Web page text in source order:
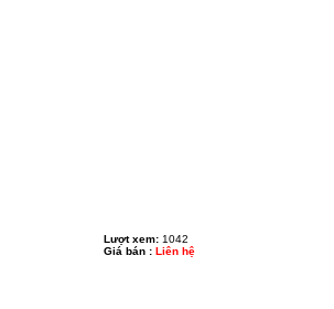
Lượt xem: 1042
Giá bán : Liên hệ